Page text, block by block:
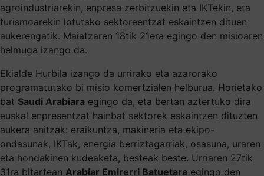
agroindustriarekin, enpresa zerbitzuekin eta IKTekin, eta
turismoarekin lotutako sektoreentzat eskaintzen dituen
aukerengatik. Maiatzaren 18tik 21era egingo den misioaren
helmuga izango da.
Ekialde Hurbila izango da urrirako eta azarorako
programatutako bi misio komertzialen helburua. Horietako
bat Saudi Arabiara egingo da, eta bertan aztertuko dira
euskal enpresentzat hainbat sektorek eskaintzen dituzten
aukera anitzak: eraikuntza, makineria eta ekipo-
ondasunak, IKTak, energia berriztagarriak, osasuna, uraren
eta hondakinen kudeaketa, besteak beste. Urriaren 27tik
31ra bitartean Arabiar Emirerri Batuetara egingo den